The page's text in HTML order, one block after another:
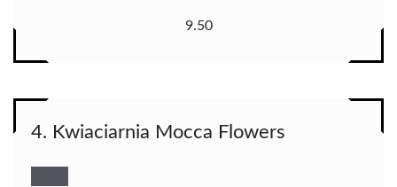
9.50
4. Kwiaciarnia Mocca Flowers